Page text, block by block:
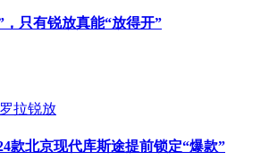
只有锐放真能“放得开”
拉锐放
款北京现代库斯途提前锁定“爆款”